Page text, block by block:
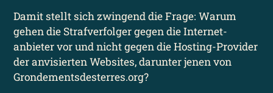
Damit stellt sich zwingend die Frage: Warum
gehen die Strafverfolger gegen die Internet­
anbieter vor und nicht gegen die Hosting-Provider
der anvisierten Websites, darunter jenen von
Grondementsdesterres.org?